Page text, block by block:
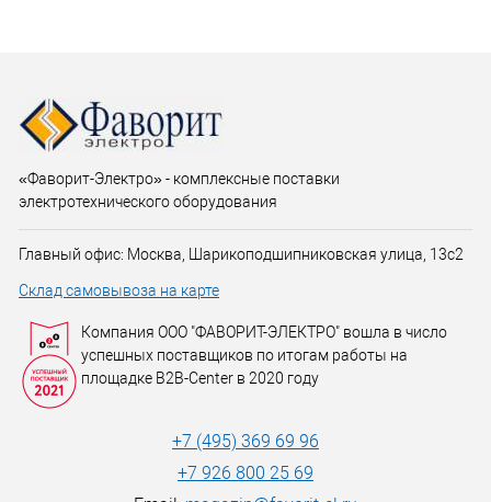
«Фаворит-Электро» - комплексные поставки
электротехнического оборудования
Главный офис: Москва, Шарикоподшипниковская улица, 13с2
Склад самовывоза на карте
Компания ООО "ФАВОРИТ-ЭЛЕКТРО" вошла в число
успешных поставщиков по итогам работы на
площадке B2B-Center в 2020 году
+7 (495) 369 69 96
+7 926 800 25 69